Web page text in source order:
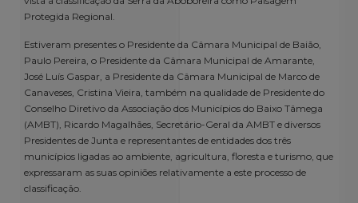
Protegida Regional.
Estiveram presentes o Presidente da Câmara Municipal de Baião,
Paulo Pereira, o Presidente da Câmara Municipal de Amarante,
José Luís Gaspar, a Presidente da Câmara Municipal de Marco de
Canaveses, Cristina Vieira, também na qualidade de Presidente do
Conselho Diretivo da Associação dos Municípios do Baixo Tâmega
(AMBT), Ricardo Magalhães, Secretário-Geral da AMBT e diversos
Presidentes de Junta e representantes de entidades dos três
municípios ligadas ao ambiente, agricultura, floresta e turismo, que
expressaram as suas opiniões relativamente a este processo de
classificação.